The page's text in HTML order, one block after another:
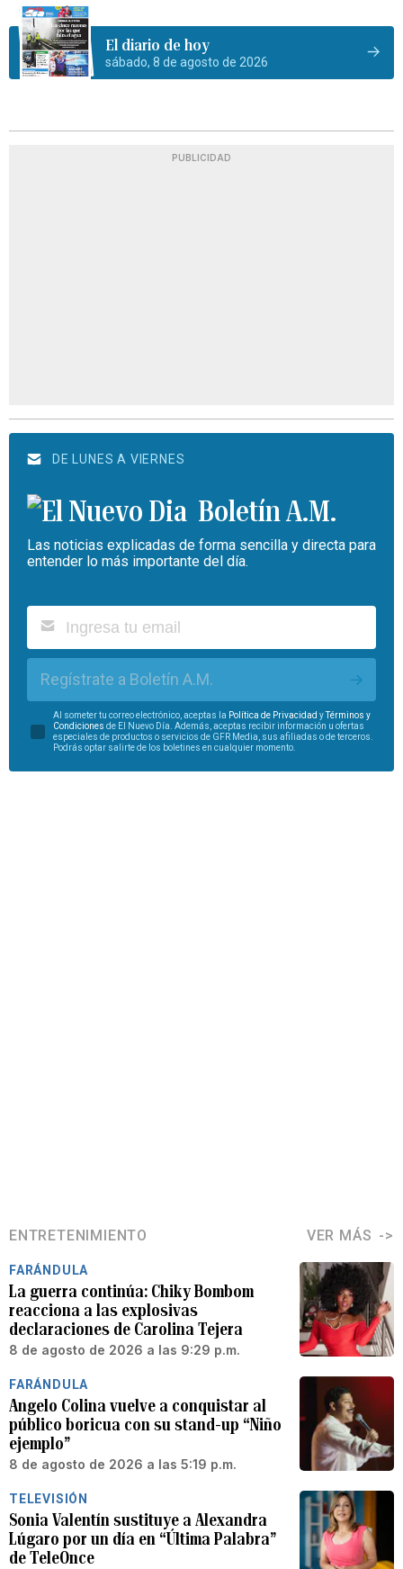
El diario de hoy
sábado, 8 de agosto de 2026
PUBLICIDAD
DE LUNES A VIERNES
Boletín A.M.
Las noticias explicadas de forma sencilla y directa para
entender lo más importante del día.
Regístrate a Boletín A.M.
Al someter tu correo electrónico, aceptas la Política de Privacidad yTérminos y
Condiciones de El Nuevo Día. Además, aceptas recibir información u ofertas
especiales de productos o servicios de GFR Media, sus afiliadas o de terceros.
Podrás optar salirte de los boletines en cualquier momento.
ENTRETENIMIENTO VER MÁS
FARÁNDULA
La guerra continúa: Chiky Bombom
reacciona a las explosivas
declaraciones de Carolina Tejera
8 de agosto de 2026 a las 9:29 p.m.
FARÁNDULA
Angelo Colina vuelve a conquistar al
público boricua con su stand-up “Niño
ejemplo”
8 de agosto de 2026 a las 5:19 p.m.
TELEVISIÓN
Sonia Valentín sustituye a Alexandra
Lúgaro por un día en “Última Palabra”
de TeleOnce